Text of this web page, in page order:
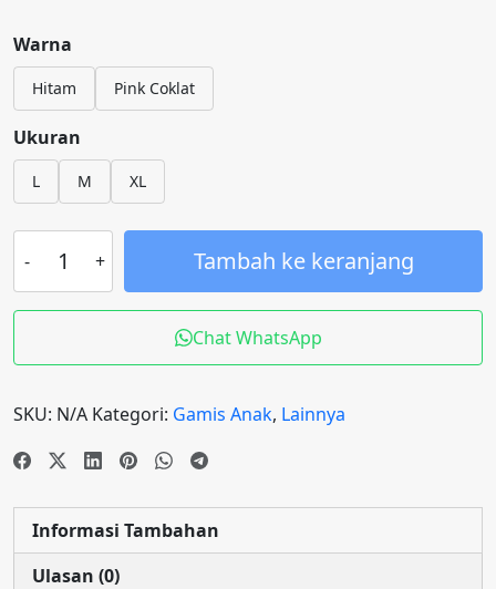
Warna
Hitam Pink Coklat
Ukuran
L M XL
Tambah ke keranjang
Chat WhatsApp
SKU: N/A Kategori: Gamis Anak, Lainnya
Informasi Tambahan
Ulasan (0)